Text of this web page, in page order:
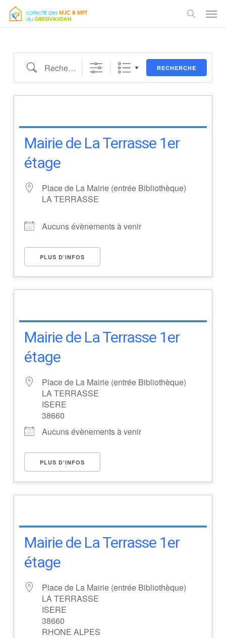
Recherche
RECHERCHE
Mairie de La Terrasse 1er
étage
Place de La Mairie (entrée Bibliothèque)
LA TERRASSE
Aucuns évènements à venir
PLUS D’INFOS
Mairie de La Terrasse 1er
étage
Place de La Mairie (entrée Bibliothèque)
LA TERRASSE
ISERE
38660
Aucuns évènements à venir
PLUS D’INFOS
Mairie de La Terrasse 1er
étage
Place de La Mairie (entrée Bibliothèque)
LA TERRASSE
ISERE
38660
RHONE ALPES
État/Pays